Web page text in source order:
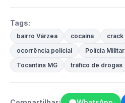
Tags:
bairro Várzea cocaína crack
ocorrência policial
Polícia Militar
Tocantins MG
tráfico de drogas